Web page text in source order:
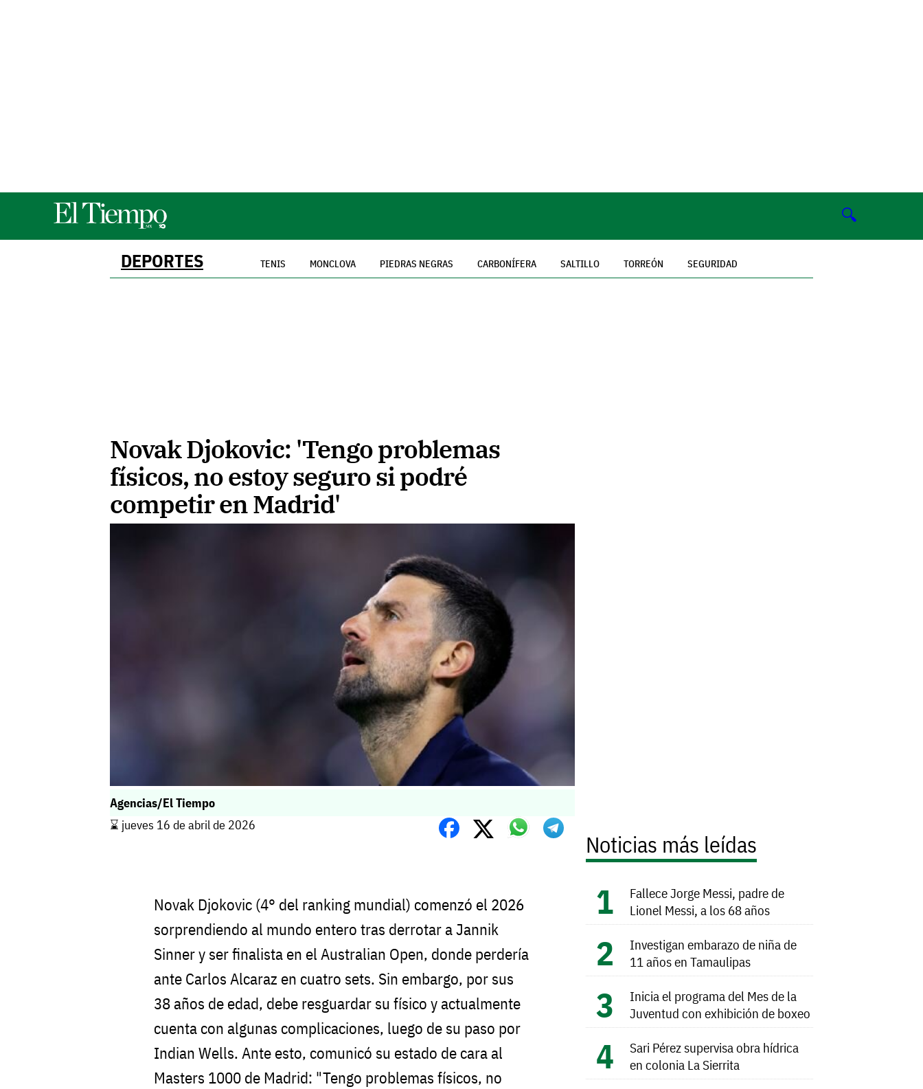
🔍
DEPORTES TENIS MONCLOVA PIEDRAS NEGRAS CARBONÍFERA SALTILLO TORREÓN SEGURIDAD
Novak Djokovic: 'Tengo problemas
físicos, no estoy seguro si podré
competir en Madrid'
Agencias/El Tiempo
⌛️ jueves 16 de abril de 2026
Novak Djokovic (4° del ranking mundial) comenzó el 2026
sorprendiendo al mundo entero tras derrotar a Jannik
Sinner y ser finalista en el Australian Open, donde perdería
ante Carlos Alcaraz en cuatro sets. Sin embargo, por sus
38 años de edad, debe resguardar su físico y actualmente
cuenta con algunas complicaciones, luego de su paso por
Indian Wells. Ante esto, comunicó su estado de cara al
Masters 1000 de Madrid: "Tengo problemas físicos, no
Noticias más leídas
Fallece Jorge Messi, padre de
Lionel Messi, a los 68 años
Investigan embarazo de niña de
11 años en Tamaulipas
Inicia el programa del Mes de la
Juventud con exhibición de boxeo
Sari Pérez supervisa obra hídrica
en colonia La Sierrita